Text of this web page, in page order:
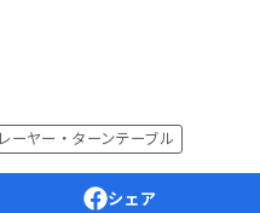
ーヤー・ターンテーブル
シェア